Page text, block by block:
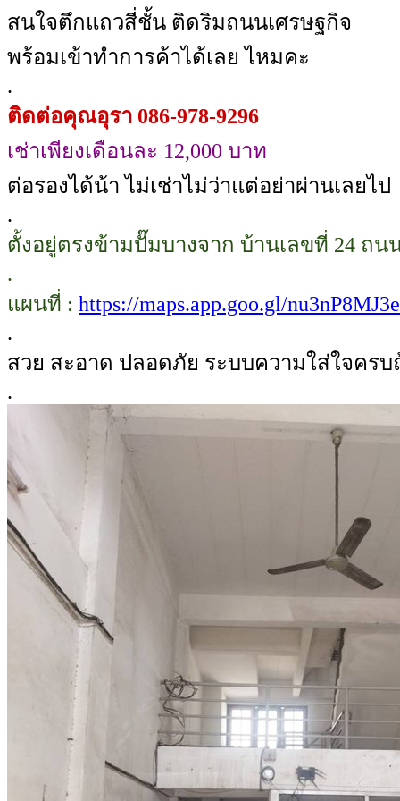
สนใจตึกแถวสี่ชั้น ติดริมถนนเศรษฐกิจ
พร้อมเข้าทำการค้าได้เลย ไหมคะ
.
ติดต่อคุณอุรา 086-978-9296
เช่าเพียงเดือนละ 12,000 บาท
ต่อรองได้น้า ไม่เช่าไม่ว่าแต่อย่าผ่านเลยไป
.
ตั้งอยู่ตรงข้ามปั๊มบางจาก บ้านเลขที่ 24 ถ
.
แผนที่ : https://maps.app.goo.gl/
.
สวย สะอาด ปลอดภัย ระบบความใส่ใจคร
.